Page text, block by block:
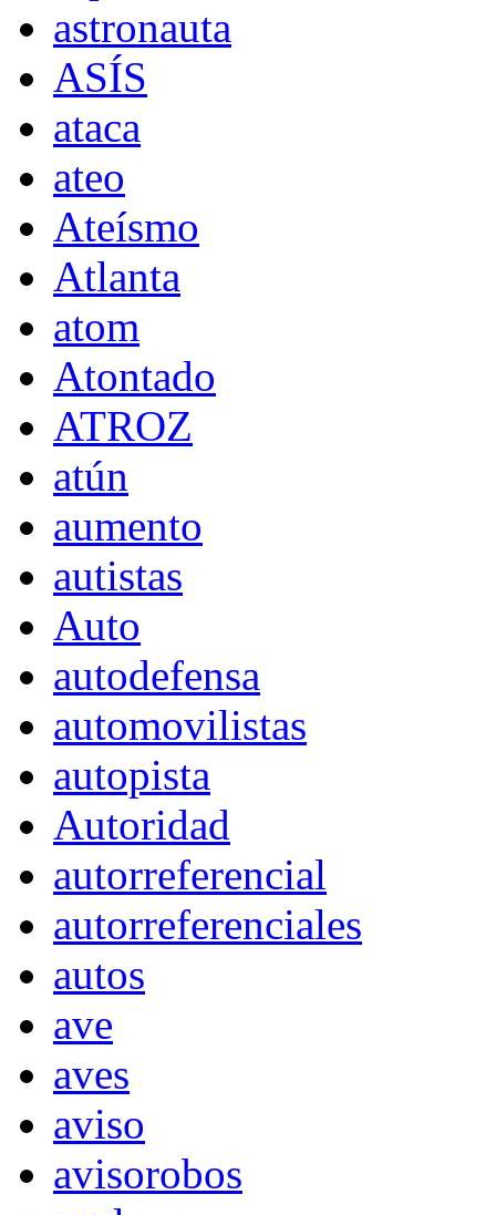
astronauta
ASÍS
ataca
ateo
Ateísmo
Atlanta
atom
Atontado
ATROZ
atún
aumento
autistas
Auto
autodefensa
automovilistas
autopista
Autoridad
autorreferencial
autorreferenciales
autos
ave
aves
aviso
avisorobos